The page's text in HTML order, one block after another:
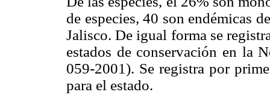
de especies, 40 son endémicas
Jalisco. De igual forma se
estados de conservación en la
059-2001). Se registra por
para el estado.